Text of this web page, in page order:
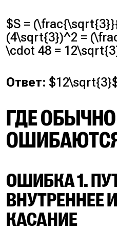
$S =
(4\sqrt{3})^2 =
\cdot 48 =
Ответ:
ГДЕ ОБЫЧНО
ОШИБКА 1.
ВНУТРЕННЕЕ
КАСАНИЕ